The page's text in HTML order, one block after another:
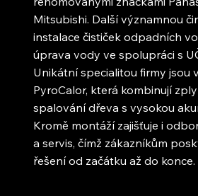
Mitsubishi. Další významnou
instalace čističek odpadních
úprava vody ve spolupráci s
Unikátní specialitou firmy jsou
PyroCalor, která kombinují
spalování dřeva s vysokou
Kromě montáží zajišťuje i
a servis, čímž zákazníkům
řešení od začátku až do konce.